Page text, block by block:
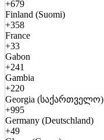
+679
Finland (Suomi)
+358
France
+33
Gabon
+241
Gambia
+220
Georgia (საქართველო)
+995
Germany (Deutschland)
+49